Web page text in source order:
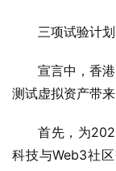
三项试验计
宣言中，香
测试虚拟资产带来
首先，为
科技与Web3社